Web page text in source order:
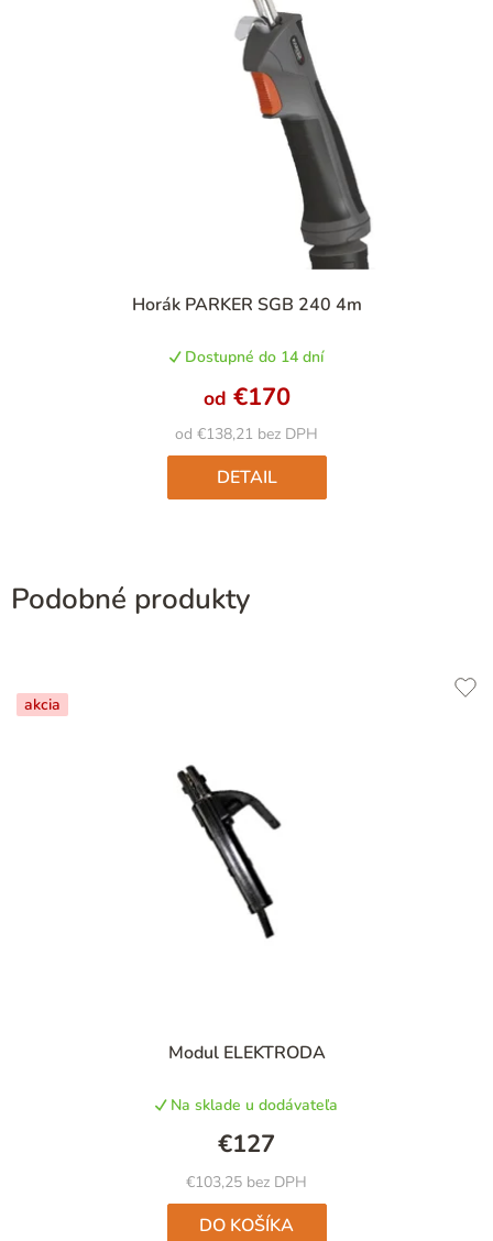
Horák PARKER SGB 240 4m
Dostupné do 14 dní
od €138,21 bez DPH
od €170
DETAIL
Podobné produkty
akcia
Modul ELEKTRODA
Na sklade u dodávateľa
€103,25 bez DPH
€127
DO KOŠÍKA